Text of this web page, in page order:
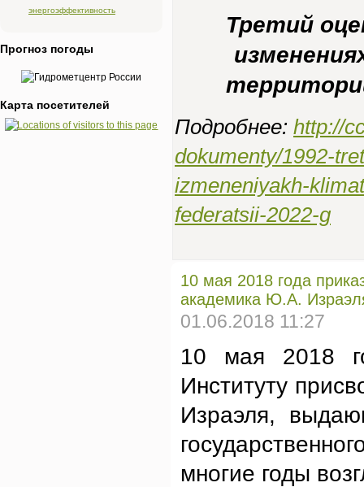
Третий
Подробнее: http://
dokumenty/1992-
izmeneniyakh-
federatsii-2022-g
10 мая 2018 года
академика Ю.А.
01.06.2018 11:27
10 мая 2018
Институту
Израэля,
многие годы
энергоэффективность
Прогноз погоды
Карта посетителей